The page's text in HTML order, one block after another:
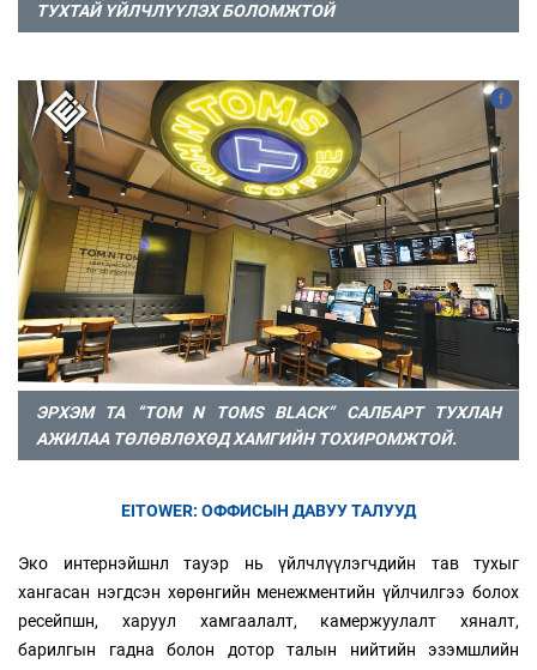
ТУХТАЙ ҮЙЛЧЛҮҮЛЭХ БОЛОМЖТОЙ
ЭРХЭМ ТА “TOM N TOMS BLACK” САЛБАРТ ТУХЛАН
АЖИЛАА ТӨЛӨВЛӨХӨД ХАМГИЙН ТОХИРОМЖТОЙ.
EITOWER: ОФФИСЫН ДАВУУ ТАЛУУД
Эко интернэйшнл тауэр нь үйлчлүүлэгчдийн тав тухыг
хангасан нэгдсэн хөрөнгийн менежментийн үйлчилгээ болох
ресейпшн, харуул хамгаалалт, камержуулалт хяналт,
барилгын гадна болон дотор талын нийтийн эзэмшлийн